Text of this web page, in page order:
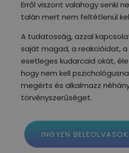
Erről viszont valahogy senki
talán mert nem feltétlenül
A tudatosság, azzal
saját magad, a reakcióidat, a
esetleges kudarcaid okát,
hogy nem kell
megérts és alkalmazz
törvényszerűséget.
INGYEN